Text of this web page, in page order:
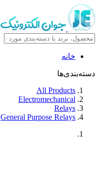
خانه
دسته‌بندی‌ها
All Products
Electromechanical
Relays
General Purpose Relays